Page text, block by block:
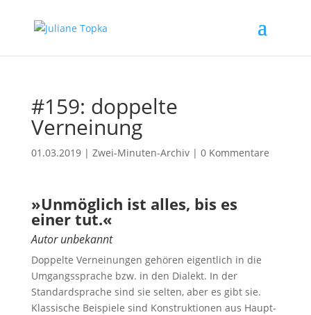
#159: doppelte
Verneinung
01.03.2019| Zwei-Minuten-Archiv| 0 Kommentare
»Unmöglich ist alles, bis es
einer tut.«
Autor unbekannt
Doppelte Verneinungen gehören eigentlich in die
Umgangssprache bzw. in den Dialekt. In der
Standardsprache sind sie selten, aber es gibt sie.
Klassische Beispiele sind Konstruktionen aus Haupt-